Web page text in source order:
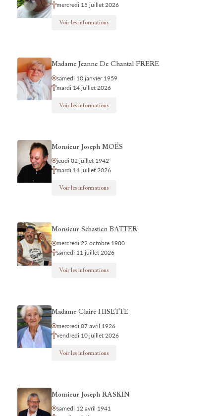
mercredi 15 juillet 2026
Voir les informations
Madame Jeanne De Chantal FRERE
samedi 10 janvier 1959
mardi 14 juillet 2026
Voir les informations
Monsieur Joseph MOËS
jeudi 02 juillet 1942
mardi 14 juillet 2026
Voir les informations
Monsieur Sebastien BATTER
mercredi 22 octobre 1980
samedi 11 juillet 2026
Voir les informations
Madame Claire HISETTE
mercredi 07 avril 1926
vendredi 10 juillet 2026
Voir les informations
Monsieur Joseph RASKIN
samedi 12 avril 1941